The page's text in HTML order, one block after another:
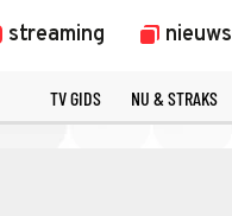
streaming nieuws
TV GIDS NU & STRAKS